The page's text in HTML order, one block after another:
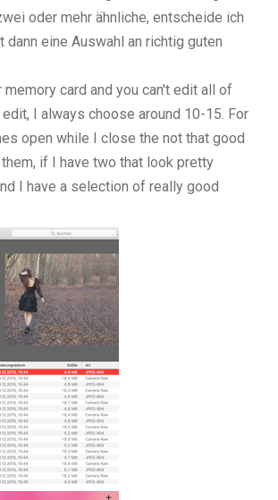
oder mehr ähnliche, entscheide ich
eine Auswahl an richtig guten
card and you can't edit all of
I always choose around 10-15. For
open while I close the not that good
if I have two that look pretty
I have a selection of really good